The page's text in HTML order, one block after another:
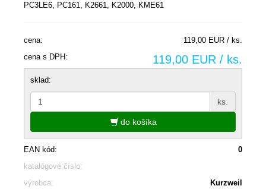
PC3LE6, PC161, K2661, K2000, KME61
cena:
119,00 EUR / ks.
cena s DPH:
119,00 EUR / ks.
sklad:
ks.
do košíka
EAN kód:
0
katalógové číslo:
výrobca:
Kurzweil